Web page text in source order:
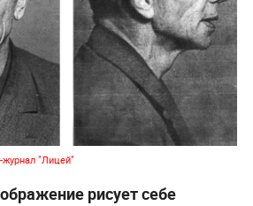
журнал "Лицей"
рисует себе